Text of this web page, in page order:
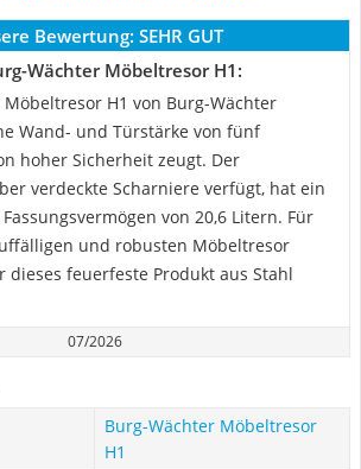
Bewertung: SEHR GUT
Wächter Möbeltresor H1:
H1 von Burg-Wächter
Wand- und Türstärke von fünf
hoher Sicherheit zeugt. Der
verdeckte Scharniere verfügt, hat ein
von 20,6 Litern. Für
und robusten Möbeltresor
dieses feuerfeste Produkt aus Stahl
07/2026
Burg-Wächter Möbeltresor
H1